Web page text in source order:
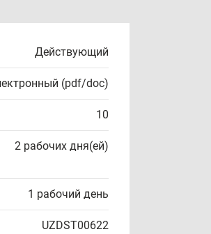
Действующий
(pdf/doc)
10
2 рабочих дня(ей)
1 рабочий день
UZDST00622